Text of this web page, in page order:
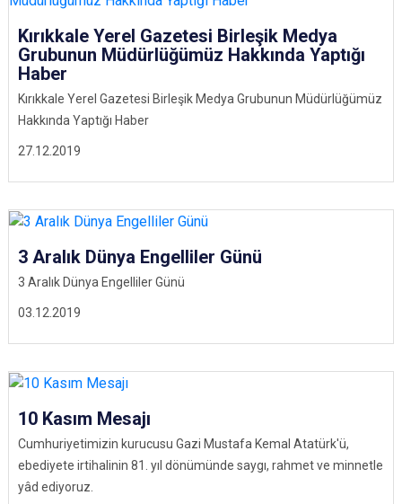
27.12.2019
Kırıkkale Yerel Gazetesi Birleşik Medya
Grubunun Müdürlüğümüz Hakkında Yaptığı
Haber
Kırıkkale Yerel Gazetesi Birleşik Medya Grubunun Müdürlüğümüz
Hakkında Yaptığı Haber
03.12.2019
3 Aralık Dünya Engelliler Günü
3 Aralık Dünya Engelliler Günü
10 Kasım Mesajı
Cumhuriyetimizin kurucusu Gazi Mustafa Kemal Atatürk'ü,
ebediyete irtihalinin 81. yıl dönümünde saygı, rahmet ve minnetle
yâd ediyoruz.